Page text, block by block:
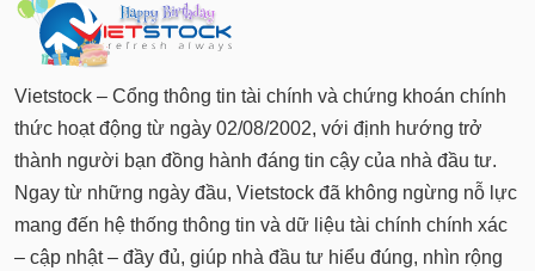
Vietstock – Cổng thông tin tài chính và chứng khoán chính
thức hoạt động từ ngày 02/08/2002, với định hướng trở
thành người bạn đồng hành đáng tin cậy của nhà đầu tư.
Ngay từ những ngày đầu, Vietstock đã không ngừng nỗ lực
mang đến hệ thống thông tin và dữ liệu tài chính chính xác
– cập nhật – đầy đủ, giúp nhà đầu tư hiểu đúng, nhìn rộng